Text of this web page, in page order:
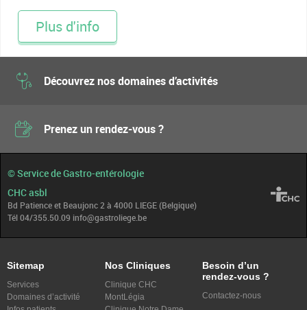
Plus d'info
Découvrez nos domaines d’activités
Prenez un rendez-vous ?
© Service de Gastro-entérologie
CHC asbl
Bd Patience et Beaujonc 2 à 4000 LIEGE (Belgique)
Tél 04/355.50.09 info@gastroliege.be
Sitemap
Services
Domaines d’activité
Nos Cliniques
Clinique CHC
MontLégia
Besoin d’un
rendez-vous ?
Contactez-nous